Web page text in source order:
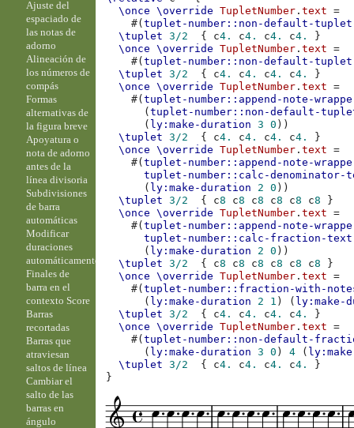
\once
\override TupletNumber .text
=
#(tuplet-number::non-default-
\tuplet
3/2 { c4. c4. c4. c4.
}
\once
\override TupletNumber .text
=
#(tuplet-number::non-default-
\tuplet
3/2 { c4. c4. c4. c4.
}
\once
\override TupletNumber .text
=
#(tuplet-number::append-note-
(tuplet-number::non-default-
( ly:make-duration 3 0 ))
\tuplet
3/2 { c4. c4. c4. c4.
}
\once
\override TupletNumber .text
=
#(tuplet-number::append-note-
tuplet-number::calc-denominator-
( ly:make-duration 2 0 ))
\tuplet
3/2 { c8 c8 c8 c8 c8 c8
}
\once
\override TupletNumber .text
=
#(tuplet-number::append-note-
tuplet-number::calc-fraction-text
( ly:make-duration 2 0 ))
\tuplet
3/2 { c8 c8 c8 c8 c8 c8
}
\once
\override TupletNumber .text
=
#(tuplet-number::fraction-with-
( ly:make-duration 2 1 ) ( ly:make-
\tuplet
3/2 { c4. c4. c4. c4.
}
\once
\override TupletNumber .text
=
#(tuplet-number::non-default-
( ly:make-duration 3 0 ) 4 (
\tuplet
3/2 { c4. c4. c4. c4.
}
}
Ajuste del
espaciado de
las notas de
adorno
Alineación de
los números de
compás
Formas
alternativas de
la figura breve
Apoyatura o
nota de adorno
antes de la
línea divisoria
Subdivisiones
de barra
automáticas
Modificar
duraciones
automáticamente
Finales de
barra en el
contexto Score
Barras
recortadas
Barras que
atraviesan
saltos de línea
Cambiar el
salto de las
barras en
ángulo